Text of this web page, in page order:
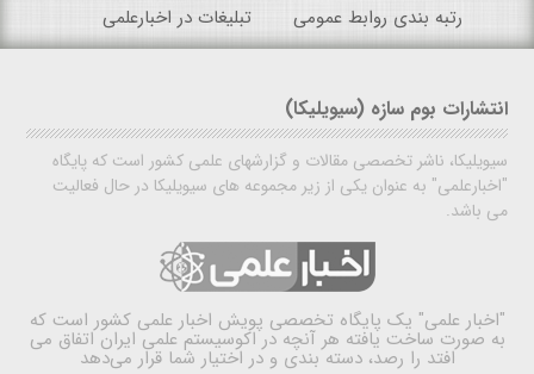
رتبه بندی روابط عمومی تبلیغات در اخبارعلمی
انتشارات بوم سازه (سیویلیکا)
سیویلیکا، ناشر تخصصی مقالات و گزارشهای علمی کشور است که پایگاه
"اخبارعلمی" به عنوان یکی از زیر مجموعه های سیویلیکا در حال فعالیت
می باشد.
"اخبار علمی" یک پایگاه تخصصی پویش اخبار علمی کشور است که
به صورت ساخت یافته هر آنچه در اکوسیستم علمی ایران اتفاق می
افتد را رصد، دسته بندی و در اختیار شما قرار می‌دهد